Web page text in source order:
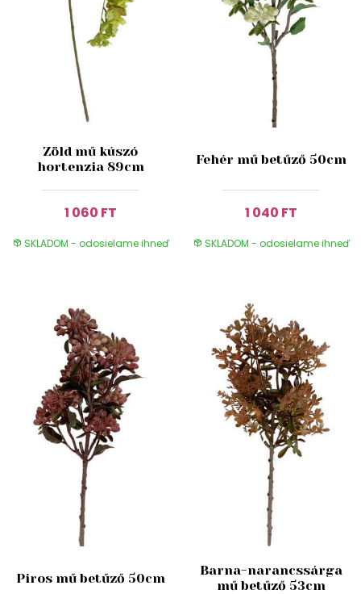
Zöld mű kúszó
hortenzia 89cm
1 060 FT
SKLADOM - odosielame ihneď
Fehér mű betűző 50cm
1 040 FT
SKLADOM - odosielame ihneď
Piros mű betűző 50cm
Barna-narancssárga
mű betűző 53cm